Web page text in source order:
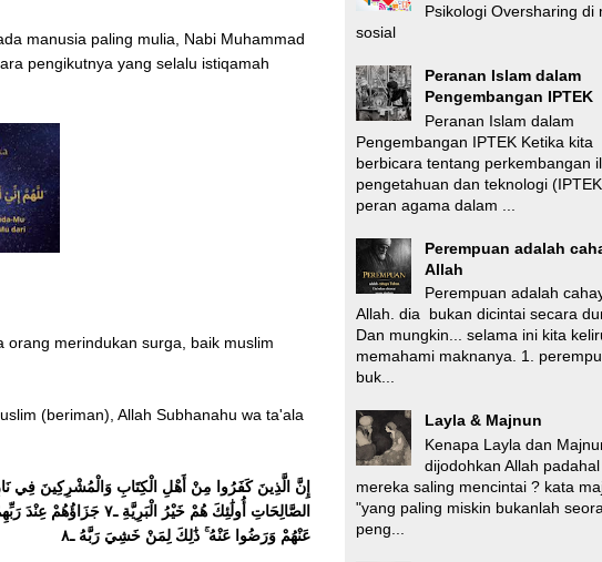
manusia paling mulia, Nabi Muhammad
pengikutnya yang selalu istiqamah
merindukan surga, baik muslim
(beriman), Allah Subhanahu wa ta'ala
الصَّالِحَاتِ أُولَٰئِكَ هُمْ
عَنْهُمْ وَرَضُوا عَنْهُ ۚ ذَٰلِكَ لِمَنْ خَشِيَ رَبَّهُ ـ٨
Psikologi Oversharing di
sosial
Peranan Islam dalam
Pengembangan IPTEK
Peranan Islam dalam
Pengembangan IPTEK Ketika kita
berbicara tentang perkembangan
pengetahuan dan teknologi
peran agama dalam ...
Perempuan adalah
Allah
Perempuan adalah
Allah. dia bukan dicintai secara
Dan mungkin... selama ini kita
memahami maknanya. 1.
buk...
Layla & Majnun
Kenapa Layla dan
dijodohkan Allah padahal
mereka saling mencintai ? kata
"yang paling miskin bukanlah
peng...